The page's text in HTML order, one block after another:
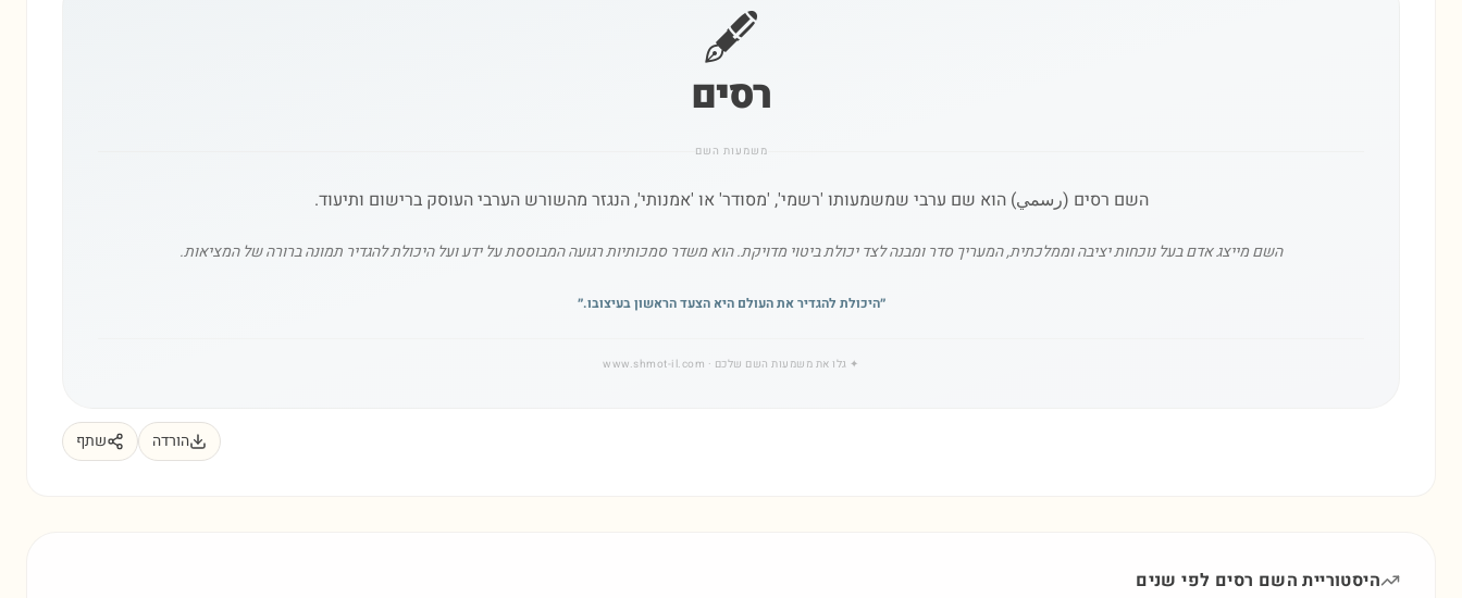
🖋️
רסים
משמעות השם
השם רסים (رسمي) הוא שם ערבי שמשמעותו 'רשמי', 'מסודר' או 'אמנותי', הנגזר מהשורש הערבי העוסק ברישום ותיעוד.
השם מייצג אדם בעל נוכחות יציבה וממלכתית, המעריך סדר ומבנה לצד יכולת ביטוי מדויקת. הוא משדר סמכותיות רגועה המבוססת על ידע ועל היכולת להגדיר תמונה ברורה של המציאות.
״היכולת להגדיר את העולם היא הצעד הראשון בעיצובו.״
✦ גלו את משמעות השם שלכם · www.shmot-il.com
הורדה שתף
היסטוריית השם רסים לפי שנים